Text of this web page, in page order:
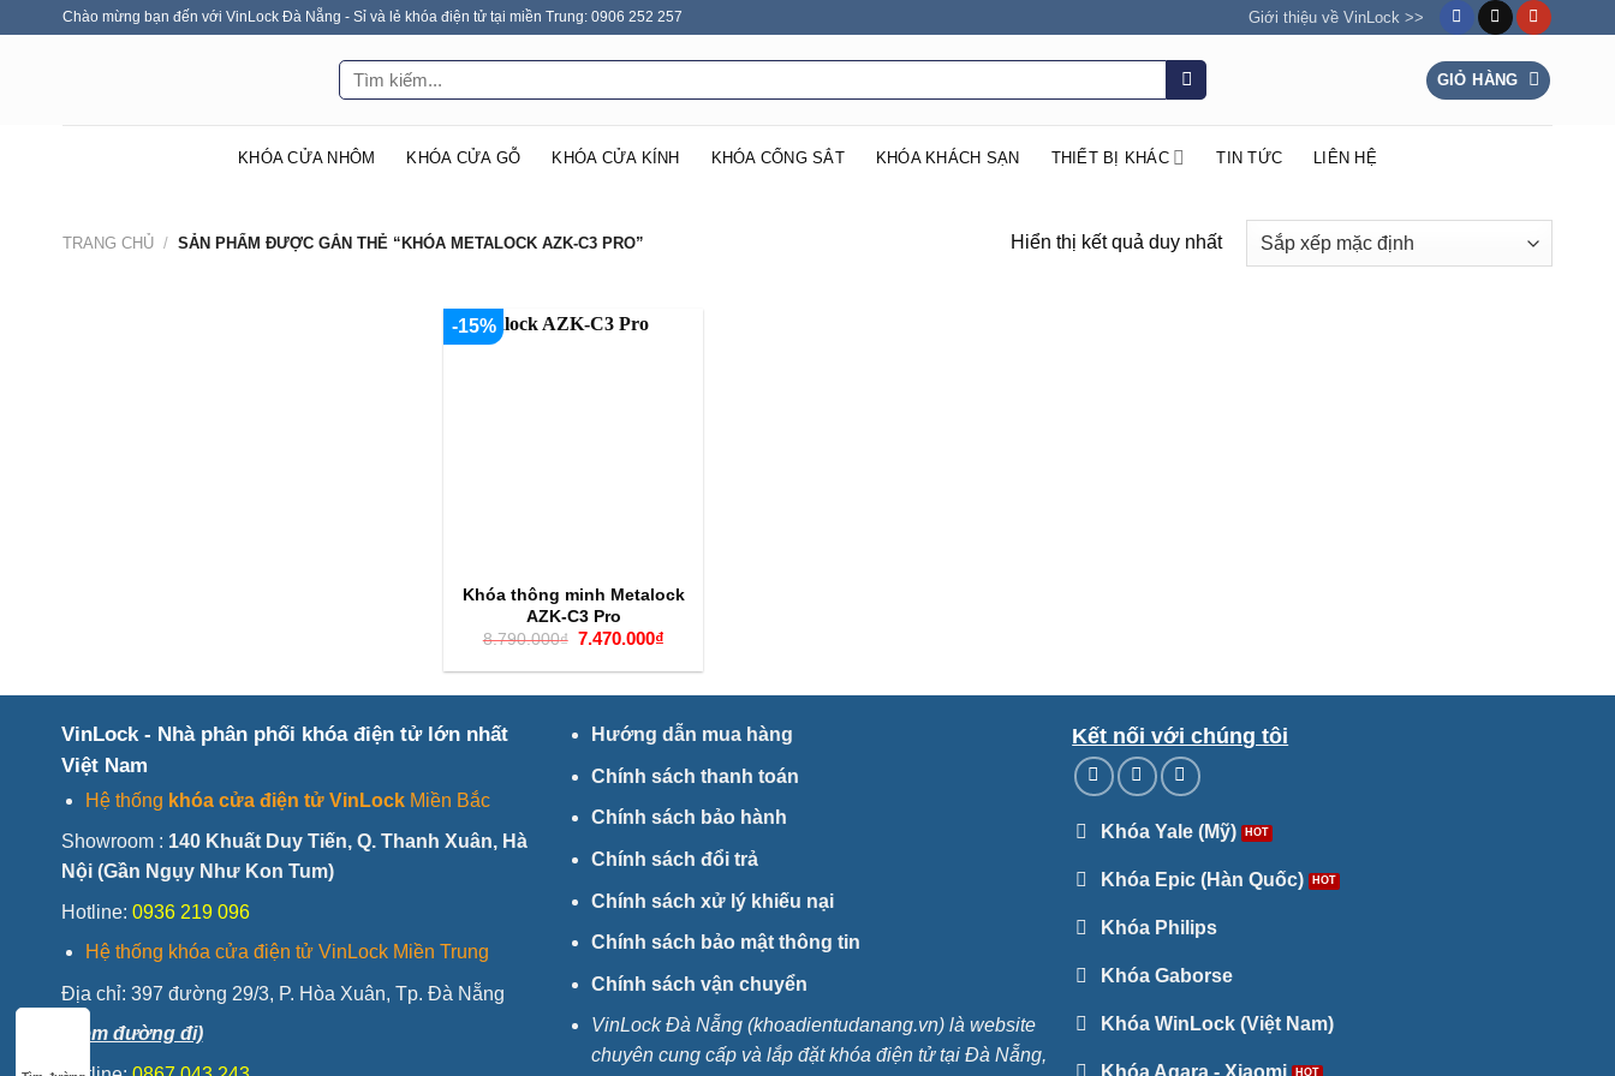
Chào mừng bạn đến với VinLock Đà Nẵng - Sỉ và lẻ khóa điện tử tại miền Trung: 0906 252 257 Giới thiệu về VinLock >>
Tìm
kiếm:
GIỎ HÀNG
KHÓA CỬA NHÔM KHÓA CỬA GỖ KHÓA CỬA KÍNH KHÓA CỔNG SẮT KHÓA KHÁCH SẠN THIẾT BỊ KHÁC TIN TỨC LIÊN HỆ
TRANG CHỦ / SẢN PHẨM ĐƯỢC GẮN THẺ “KHÓA METALOCK AZK-C3 PRO” Hiển thị kết quả duy nhất
-15%
Khóa thông minh Metalock
AZK-C3 Pro
8.790.000₫ Giá
là:
8.790.000₫.
7.470.000₫Giá
tại
là:
VinLock - Nhà phân phối khóa điện tử lớn nhất
Việt Nam
Hệ thống khóa cửa điện tử VinLock Miền Bắc
Showroom : 140 Khuất Duy Tiến, Q. Thanh Xuân, Hà
Nội (Gần Ngụy Như Kon Tum)
Hotline: 0936 219 096
Hệ thống khóa cửa điện tử VinLock Miền Trung
Địa chỉ: 397 đường 29/3, P. Hòa Xuân, Tp. Đà Nẵng
(Xem đường đi)
Hướng dẫn mua hàng
Chính sách thanh toán
Chính sách bảo hành
Chính sách đổi trả
Chính sách xử lý khiếu nại
Chính sách bảo mật thông tin
Chính sách vận chuyển
VinLock Đà Nẵng (khoadientudanang.vn) là website
chuyên cung cấp và lắp đặt khóa điện tử tại Đà Nẵng,
Kết nối với chúng tôi
Khóa Yale (Mỹ)
Khóa Epic (Hàn Quốc)
Khóa Philips
Khóa Gaborse
Khóa WinLock (Việt Nam)